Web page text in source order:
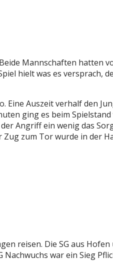
Mannschaften hatten
hielt was es versprach,
Eine Auszeit verhalf den
ging es beim
Angriff ein wenig das
zum Tor wurde in der
reisen. Die SG aus
war ein Sieg